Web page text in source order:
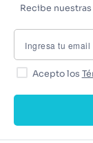
Recibe
Acepto los